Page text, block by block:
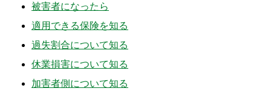
被害者になったら
適用できる保険を知る
過失割合について知る
休業損害について知る
加害者側について知る